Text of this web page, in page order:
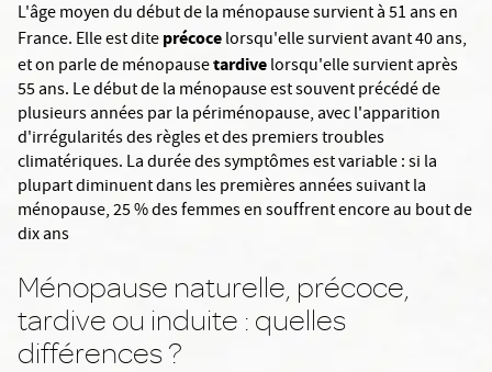
L'âge moyen du début de la ménopause survient à 51 ans en
France. Elle est diteprécocelorsqu'elle survient avant 40 ans,
et on parle de ménopausetardivelorsqu'elle survient après
55 ans. Le début de la ménopause est souvent précédé de
plusieurs années par la périménopause, avec l'apparition
d'irrégularités des règles et des premiers troubles
climatériques. La durée des symptômes est variable : si la
plupart diminuent dans les premières années suivant la
ménopause, 25 % des femmes en souffrent encore au bout de
dix ans
Ménopause naturelle, précoce,
tardive ou induite : quelles
différences ?